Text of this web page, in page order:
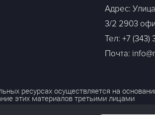
Адрес:
3/2 2903
Тел: +7 (343)
Почта:
ресурсах осуществляется на
этих материалов третьими лицами